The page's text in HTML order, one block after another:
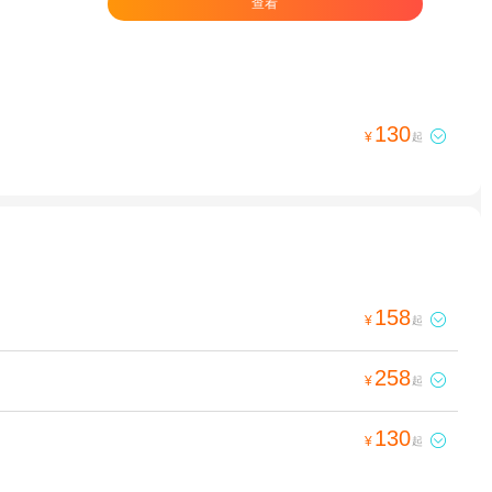
¥ 130起 
¥ 158起 
¥ 258起 
¥ 130起 